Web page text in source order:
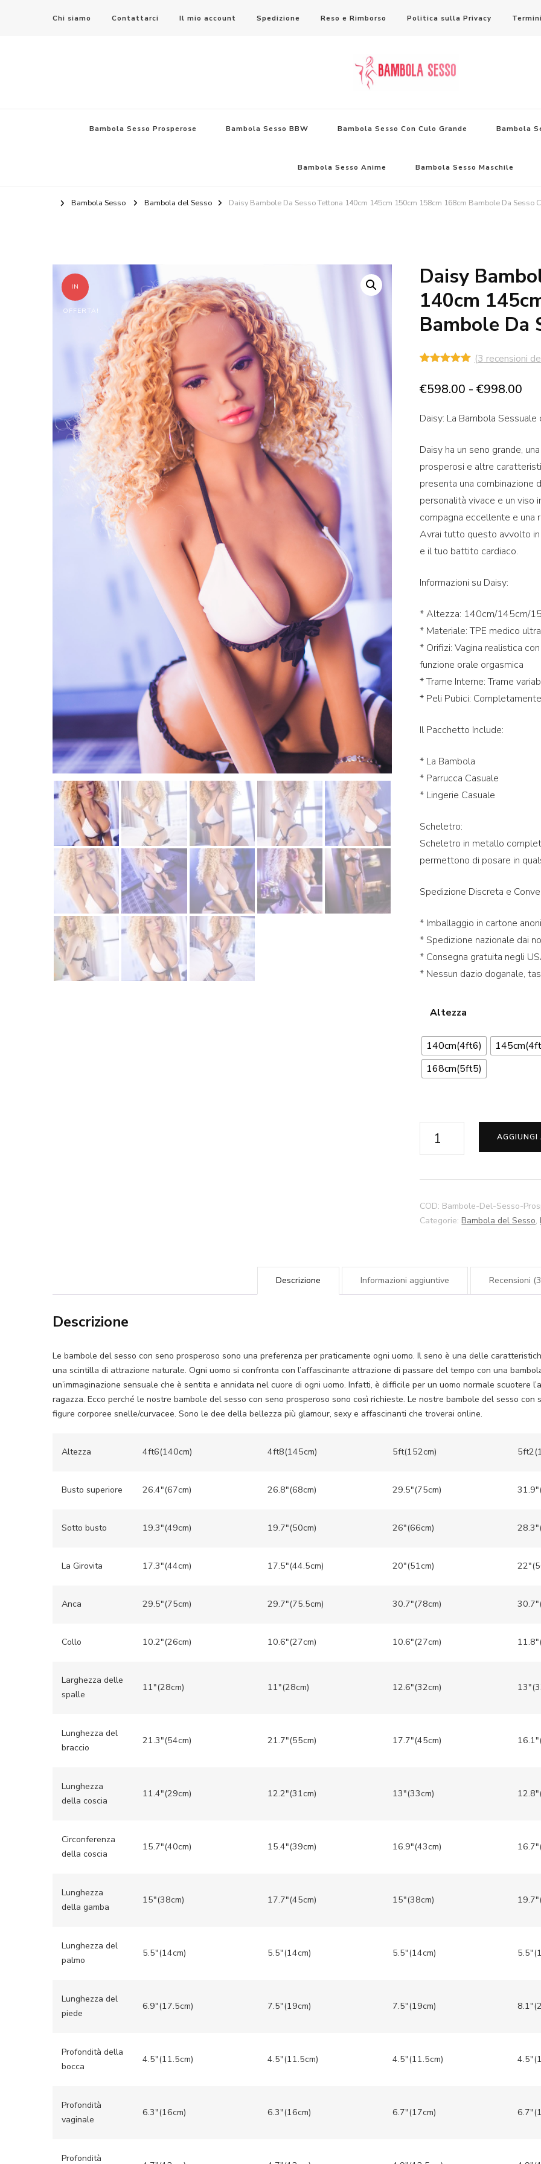
Chi siamo Contattarci Il mio account Spedizione Reso e Rimborso Politica sulla Privacy
Bambola Sesso Prosperose Bambola Sesso BBW Bambola Sesso Con Culo Grande Bambola
Bambola Sesso Anime Bambola Sesso Maschile
Bambola Sesso Bambola del Sesso Daisy Bambole Da Sesso Tettona 140cm 145cm 150cm 158cm 168cm Bambole Da Sesso
IN
OFFERTA!
Daisy
140cm
Bambole Da
su base
(3 recensioni
€598.00 - €998.00
Daisy: La Bambola
Daisy ha un seno grande,
prosperosi e altre
presenta una combinazione
personalità vivace e un viso
compagna eccellente e una
Avrai tutto questo avvolto in
e il tuo battito cardiaco.
Informazioni su Daisy:
* Altezza: 140cm/145cm/
* Materiale: TPE medico
* Orifizi: Vagina realistica
funzione orale orgasmica
* Trame Interne: Trame
* Peli Pubici:
Il Pacchetto Include:
* La Bambola
* Parrucca Casuale
* Lingerie Casuale
Scheletro:
Scheletro in metallo
permettono di posare in
Spedizione Discreta e
* Imballaggio in cartone
* Spedizione nazionale dai
* Consegna gratuita negli
* Nessun dazio doganale,
Altezza
140cm(4ft6)
168cm(5ft5)
Bambole
Sesso
140cm
158cm
168cm
Bambole
Con
Grandi
Tette
quantità
AGGIUNGI
COD: Bambole-Del-Sesso-
Categorie:Bambola del Sesso,
Descrizione Informazioni aggiuntive Recensioni
Descrizione
Le bambole del sesso con seno prosperoso sono una preferenza per praticamente ogni uomo. Il seno è una delle
una scintilla di attrazione naturale. Ogni uomo si confronta con l’affascinante attrazione di passare del tempo con una
un’immaginazione sensuale che è sentita e annidata nel cuore di ogni uomo. Infatti, è difficile per un uomo normale scuotere
ragazza. Ecco perché le nostre bambole del sesso con seno prosperoso sono così richieste. Le nostre bambole del sesso
figure corporee snelle/curvacee. Sono le dee della bellezza più glamour, sexy e affascinanti che troverai online.
Altezza 4ft6(140cm) 4ft8(145cm) 5ft(152cm)
Busto superiore 26.4″(67cm) 26.8″(68cm) 29.5″(75cm)
Sotto busto 19.3″(49cm) 19.7″(50cm) 26″(66cm)
La Girovita 17.3″(44cm) 17.5″(44.5cm) 20″(51cm)
Anca 29.5″(75cm) 29.7″(75.5cm) 30.7″(78cm)
Collo 10.2″(26cm) 10.6″(27cm) 10.6″(27cm)
Larghezza delle
spalle
11″(28cm) 11″(28cm) 12.6″(32cm)
Lunghezza del
braccio
21.3″(54cm) 21.7″(55cm) 17.7″(45cm)
Lunghezza
della coscia
11.4″(29cm) 12.2″(31cm) 13″(33cm)
Circonferenza
della coscia
15.7″(40cm) 15.4″(39cm) 16.9″(43cm)
Lunghezza
della gamba
15″(38cm) 17.7″(45cm) 15″(38cm)
Lunghezza del
palmo
5.5″(14cm) 5.5″(14cm) 5.5″(14cm)
Lunghezza del
piede
6.9″(17.5cm) 7.5″(19cm) 7.5″(19cm)
Profondità della
bocca
4.5″(11.5cm) 4.5″(11.5cm) 4.5″(11.5cm)
Profondità
vaginale
6.3″(16cm) 6.3″(16cm) 6.7″(17cm)
Profondità